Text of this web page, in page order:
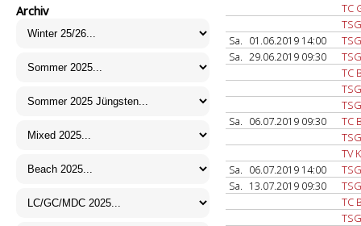
Archiv
TC
Sa. 01.06.2019 14:00
Sa. 29.06.2019 09:30
TC
Sa. 06.07.2019 09:30
TC
TV
Sa. 06.07.2019 14:00
Sa. 13.07.2019 09:30
TC